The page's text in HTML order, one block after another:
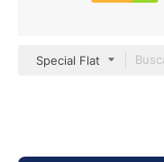
Special Flat